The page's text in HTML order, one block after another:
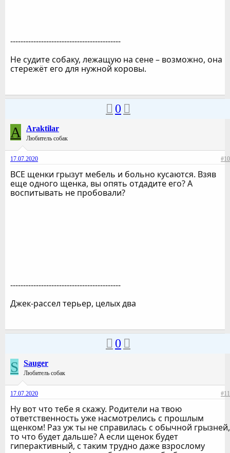
-------------------------------------------
Не судите собаку, лежащую на сене – возможно, она
стережёт его для нужной коровы.
0
A Araktilar
Любитель собак
17.07.2020 #10
ВСЕ щенки грызут мебель и больно кусаются. Взяв
еще одного щенка, вы опять отдадите его? А
воспитывать не пробовали?
-------------------------------------------
Джек-рассел терьер, целых два
0
S Sauger
Любитель собак
17.07.2020 #11
Ну вот что тебе я скажу. Родители на твою
ответственность уже насмотрелись с прошлым
щенком! Раз уж ты не справилась с обычной грызней,
то что будет дальше? А если щенок будет
гиперактивный, с таким трудно даже взрослому